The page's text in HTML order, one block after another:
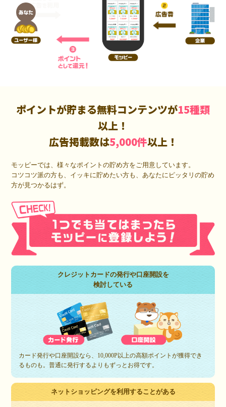
ポイントが貯まる無料コンテンツが15種類
以上！
広告掲載数は5,000件以上！
モッピーでは、様々なポイントの貯め方をご用意しています。
コツコツ派の方も、イッキに貯めたい方も、あなたにピッタリの貯め
方が見つかるはず。
クレジットカードの発行や口座開設を
検討している
カード発行や口座開設なら、10,000P以上の高額ポイントが獲得でき
るものも。普通に発行するよりもずっとお得です。
ネットショッピングを利用することがある